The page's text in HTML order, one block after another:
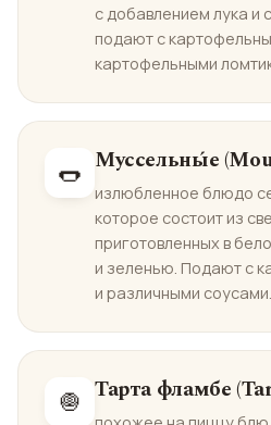
с добавлением лука и
подают с
картофельными
🌭 Муссельны́е
излюбленное блюдо
которое состоит из
приготовленных в
и зеленью. Подают с
и различными соусами.
🧅 Тарта фламбе